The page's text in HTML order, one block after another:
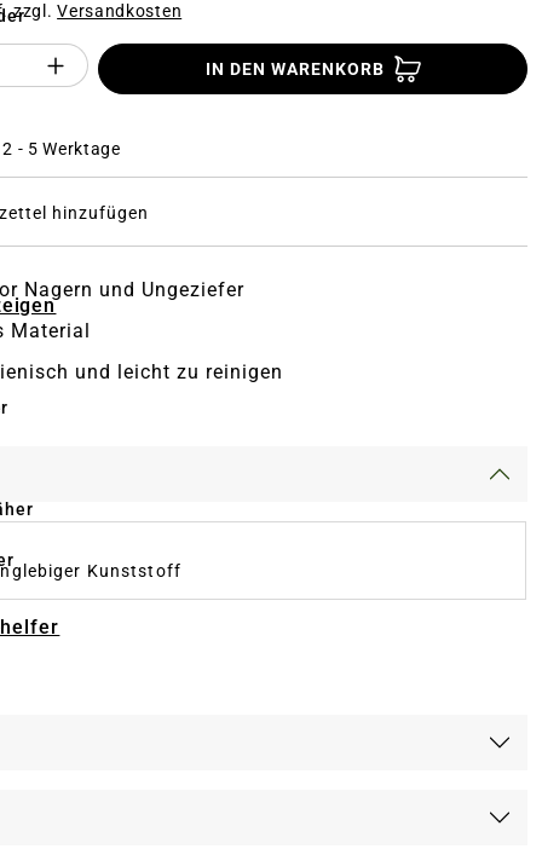
zzgl.Versandkosten
des Produktes "%product%":
IN DEN WARENKORB
- 5 Werktage
hinzufügen
Nagern und Ungeziefer
Material
und leicht zu reinigen
Kunststoff